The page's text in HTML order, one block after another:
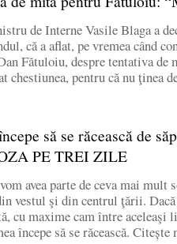
de Interne Vasile Blaga a
că a aflat, pe vremea când
Fătuloiu, despre tentativa de
chestiunea, pentru că nu ţinea
să se răcească de
PE TREI ZILE
avea parte de ceva mai mult
vestul şi din centrul ţării.
cu maxime cam între
începe să se răcească.